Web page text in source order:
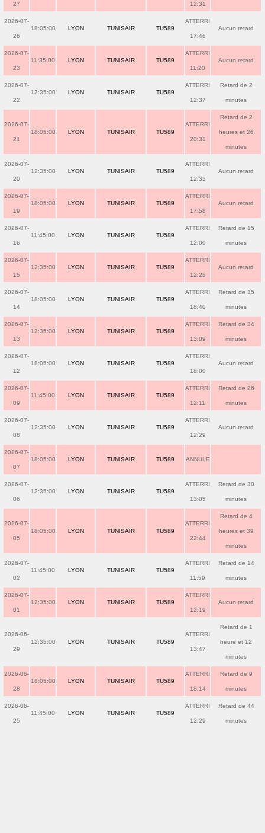
27 12:31
2026-07-
26
18:05:00 LYON TUNISAIR TU589
ATTERRI
17:46
Aucun retard
2026-07-
23
11:35:00 LYON TUNISAIR TU589
ATTERRI
11:20
Aucun retard
2026-07-
22
12:35:00 LYON TUNISAIR TU589
ATTERRI
12:37
Retard de 2
minutes
2026-07-
21
18:05:00 LYON TUNISAIR TU589
ATTERRI
20:31
Retard de 2
heures et 26
minutes
2026-07-
20
12:35:00 LYON TUNISAIR TU589
ATTERRI
12:33
Aucun retard
2026-07-
19
18:05:00 LYON TUNISAIR TU589
ATTERRI
17:58
Aucun retard
2026-07-
16
11:45:00 LYON TUNISAIR TU589
ATTERRI
12:00
Retard de 15
minutes
2026-07-
15
12:35:00 LYON TUNISAIR TU589
ATTERRI
12:25
Aucun retard
2026-07-
14
18:05:00 LYON TUNISAIR TU589
ATTERRI
18:40
Retard de 35
minutes
2026-07-
13
12:35:00 LYON TUNISAIR TU589
ATTERRI
13:09
Retard de 34
minutes
2026-07-
12
18:05:00 LYON TUNISAIR TU589
ATTERRI
18:00
Aucun retard
2026-07-
09
11:45:00 LYON TUNISAIR TU589
ATTERRI
12:11
Retard de 26
minutes
2026-07-
08
12:35:00 LYON TUNISAIR TU589
ATTERRI
12:29
Aucun retard
2026-07-
07
18:05:00 LYON TUNISAIR TU589 ANNULE
2026-07-
06
12:35:00 LYON TUNISAIR TU589
ATTERRI
13:05
Retard de 30
minutes
2026-07-
05
18:05:00 LYON TUNISAIR TU589
ATTERRI
22:44
Retard de 4
heures et 39
minutes
2026-07-
02
11:45:00 LYON TUNISAIR TU589
ATTERRI
11:59
Retard de 14
minutes
2026-07-
01
12:35:00 LYON TUNISAIR TU589
ATTERRI
12:19
Aucun retard
2026-06-
29
12:35:00 LYON TUNISAIR TU589
ATTERRI
13:47
Retard de 1
heure et 12
minutes
2026-06-
28
18:05:00 LYON TUNISAIR TU589
ATTERRI
18:14
Retard de 9
minutes
2026-06-
25
11:45:00 LYON TUNISAIR TU589
ATTERRI
12:29
Retard de 44
minutes